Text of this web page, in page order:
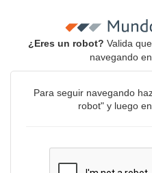
¿Eres un robot? Valida
navegando
Para seguir navegando
robot" y luego